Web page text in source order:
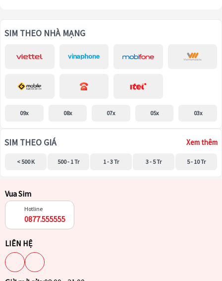
SIM THEO NHÀ MẠNG
09x 08x 07x 05x 03x
SIM THEO GIÁ Xem thêm
< 500 K 500 - 1 Tr 1 - 3 Tr 3 - 5 Tr 5 - 10 Tr
Vua Sim
Hotline
0877.555555
LIÊN HỆ